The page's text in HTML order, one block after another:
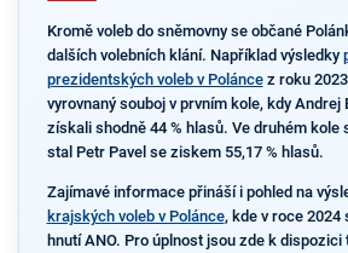
Kromě voleb do sněmovny se občané
dalších volebních klání. Například výsledky
prezidentských voleb v Poláncez roku
vyrovnaný souboj v prvním kole, kdy Andrej
získali shodně 44 % hlasů. Ve druhém kole
stal Petr Pavel se ziskem 55,17 % hlasů.
Zajímavé informace přináší i pohled na
krajských voleb v Polánce, kde v roce 2024
hnutí ANO. Pro úplnost jsou zde k dispozici